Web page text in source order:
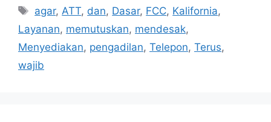
Tag
agar,ATT, dan, Dasar, FCC, Kalifornia,
Layanan, memutuskan, mendesak,
Menyediakan, pengadilan, Telepon, Terus,
wajib